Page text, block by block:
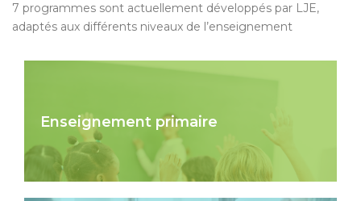
7 programmes sont actuellement développés par LJE,
adaptés aux différents niveaux de l’enseignement
Enseignement primaire